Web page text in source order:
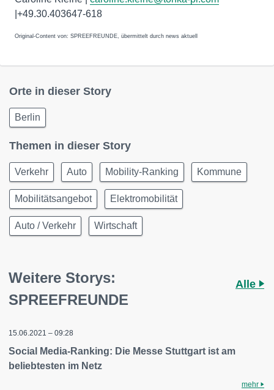
|+49.30.403647-618
Original-Content von: SPREEFREUNDE, übermittelt durch news aktuell
Orte in dieser Story
Berlin
Themen in dieser Story
Verkehr Auto Mobility-Ranking Kommune
Mobilitätsangebot Elektromobilität
Auto / Verkehr Wirtschaft
Weitere Storys:
SPREEFREUNDE
Alle
15.06.2021 – 09:28
Social Media-Ranking: Die Messe Stuttgart ist am
beliebtesten im Netz
mehr